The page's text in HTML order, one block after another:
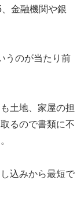
金融機関や銀
うのが当たり前
土地、家屋の担
るので書類に不
込みから最短で